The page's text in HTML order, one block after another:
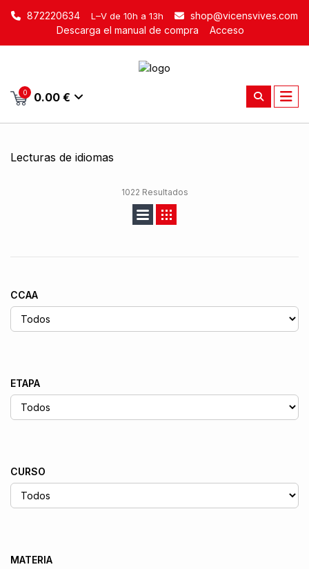
872220634 L–V de 10h a 13h
shop@vicensvives.com
Descarga el manual de compra
Acceso
0 0.00 €
Lecturas de idiomas
1022 Resultados
CCAA
ETAPA
CURSO
MATERIA